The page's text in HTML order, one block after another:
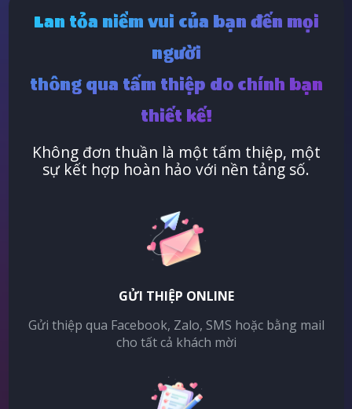
Lan tỏa niềm vui của bạn đến mọi
người
thông qua tấm thiệp do chính bạn
thiết kế!
Không đơn thuần là một tấm thiệp, một
sự kết hợp hoàn hảo với nền tảng số.
GỬI THIỆP ONLINE
Gửi thiệp qua Facebook, Zalo, SMS hoặc bằng mail
cho tất cả khách mời